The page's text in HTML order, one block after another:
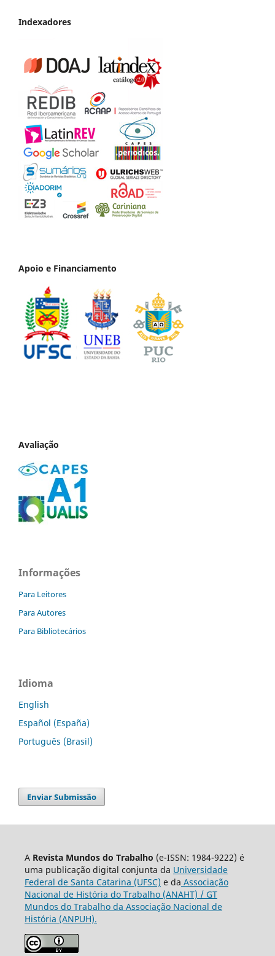
Indexadores
Apoio e Financiamento
Avaliação
Informações
Para Leitores
Para Autores
Para Bibliotecários
Idioma
English
Español (España)
Português (Brasil)
Enviar Submissão
A Revista Mundos do Trabalho (e-ISSN: 1984-9222) é
uma publicação digital conjunta da Universidade
Federal de Santa Catarina (UFSC) e da Associação
Nacional de História do Trabalho (ANAHT) / GT
Mundos do Trabalho da Associação Nacional de
História (ANPUH).